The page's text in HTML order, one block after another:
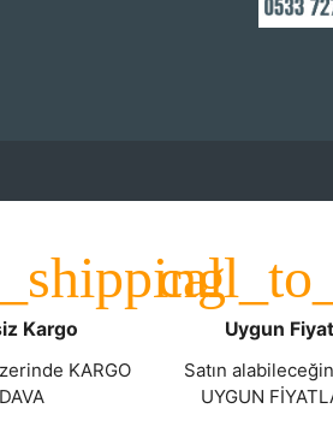
Kargo
KARGO
Uygun Fiyat
Satın
UYGUN